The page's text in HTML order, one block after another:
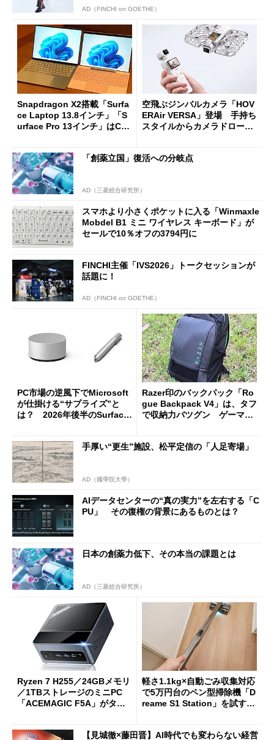
AD（FINCHI on GOETHE）
Snapdragon X2搭載「Surfa
ce Laptop 13.8インチ」「S
urface Pro 13インチ」はCop
た
空飛ぶジンバルカメラ「HOV
ERAir VERSA」登場 手持ち
スタイルからカメラドローン
「創薬立国」復活への分岐点
AD（三菱総合研究所）
スマホより小さくポケットに入る「Winmaxle
Mobdel B1 ミニ ワイヤレス キーボード」が
セールで10％オフの3794円に
FINCHI主催「IVS2026」トークセッションが
話題に！
AD（FINCHI on GOETHE）
PC市場の逆風下でMicrosoft
が仕掛ける“サプライズ”と
は？ 2026年後半のSurface
Razer印のバックパック「Ro
gue Backpack V4」は、タフ
で収納力バツグン ゲーマー
手厚い“更生”施設、松平定信の「人足寄場」
AD（國學院大學）
AIデータセンターの“真の実力”を左右する「C
PU」 その復権の背景にあるものとは？
日本の創薬力低下、その本当の課題とは
AD（三菱総合研究所）
Ryzen 7 H255／24GBメモリ
／1TBストレージのミニPC
「ACEMAGIC F5A」がタイ
軽さ1.1kg×自動ごみ収集対応
で5万円台のペン型掃除機「D
reame S1 Station」を試す
【見城徹×藤田晋】AI時代でも変わらない経営